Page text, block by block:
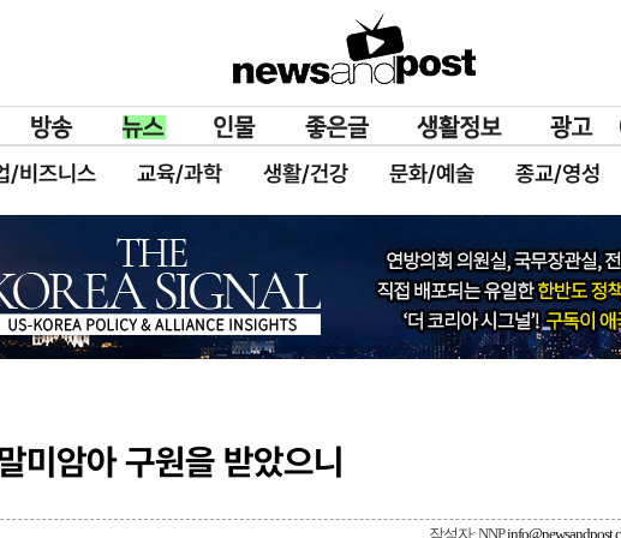
/비즈니스 교육/과학 생활/건강 문화/예술 종교/영성
미암아 구원을 받았으니
작성자: NNP